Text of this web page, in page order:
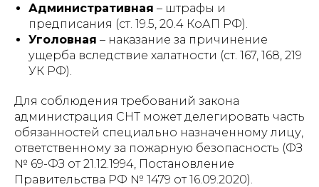
Административная – штрафы и
предписания (ст. 19.5, 20.4 КоАП РФ).
Уголовная – наказание за причинение
ущерба вследствие халатности (ст. 167, 168, 219
УК РФ).
Для соблюдения требований закона
администрация СНТ может делегировать часть
обязанностей специально назначенному лицу,
ответственному за пожарную безопасность (ФЗ
№ 69-ФЗ от 21.12.1994, Постановление
Правительства РФ № 1479 от 16.09.2020).